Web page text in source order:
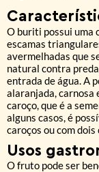
O buriti possui uma
escamas
avermelhadas que
natural contra
entrada de água. A
alaranjada, carnosa
caroço, que é a
alguns casos, é
caroços ou com dois
Usos
O fruto pode ser